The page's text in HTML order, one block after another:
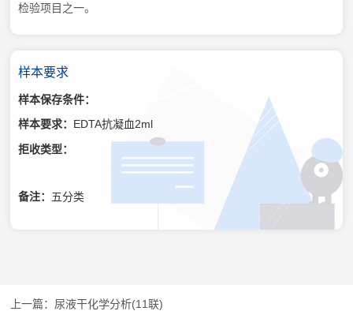
检验项目之一。
样本要求
样本保存条件：
样本要求： EDTA抗凝血2ml
拒收类型：
备注： 五分类
尿液干化学分析(11联)